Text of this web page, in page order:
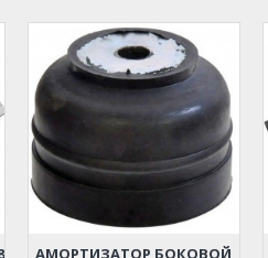
АМОРТИЗАТОР БОКОВОЙ